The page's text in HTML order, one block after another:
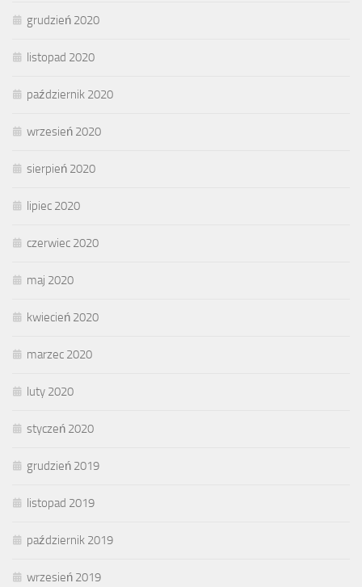
grudzień 2020
listopad 2020
październik 2020
wrzesień 2020
sierpień 2020
lipiec 2020
czerwiec 2020
maj 2020
kwiecień 2020
marzec 2020
luty 2020
styczeń 2020
grudzień 2019
listopad 2019
październik 2019
wrzesień 2019